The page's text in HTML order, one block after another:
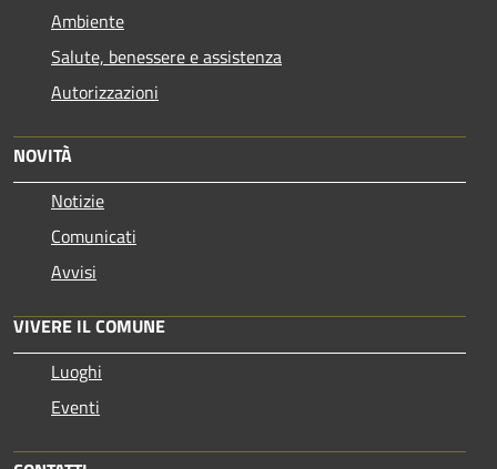
Ambiente
Salute, benessere e assistenza
Autorizzazioni
NOVITÀ
Notizie
Comunicati
Avvisi
VIVERE IL COMUNE
Luoghi
Eventi